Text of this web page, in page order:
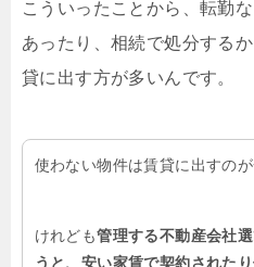
こういったことから、転勤
あったり、相続で処分する
貸に出す方が多いんです。
使わない物件は賃貸に出すのが
けれども管理する不動産会社
うと、安い家賃で契約された